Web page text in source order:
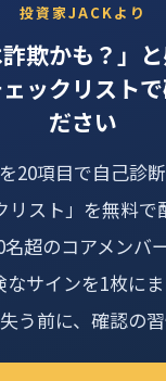
投資家JACKより
詐欺かも？」
ックリスト
ださい
20項目で自己診
リスト」を無料で
名超のコアメンバ
サインを1枚にま
う前に、確認の習